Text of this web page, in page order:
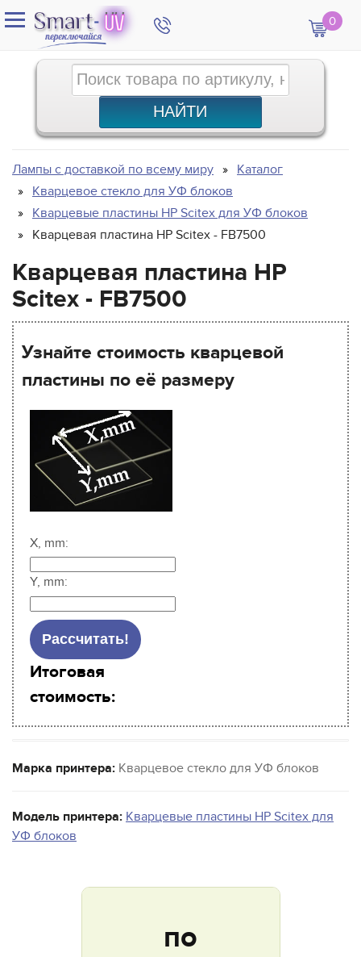
0
Лампы с доставкой по всему миру
Каталог
Кварцевое стекло для УФ блоков
Кварцевые пластины HP Scitex для УФ блоков
Кварцевая пластина HP Scitex - FB7500
Кварцевая пластина HP
Scitex - FB7500
Узнайте стоимость кварцевой
пластины по её размеру
X, mm:
Y, mm:
Итоговая
стоимость:
Марка принтера: Кварцевое стекло для УФ блоков
Модель принтера: Кварцевые пластины HP Scitex для
УФ блоков
по